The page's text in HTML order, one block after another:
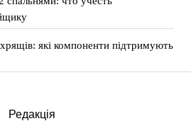
хрящів: які компоненти підтримують
Редакція